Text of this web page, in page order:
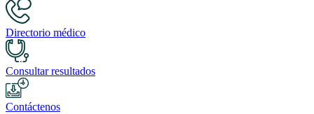
Directorio médico
Consultar resultados
Contáctenos